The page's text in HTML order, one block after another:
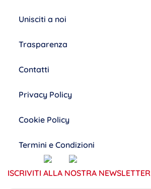
Unisciti a noi
Trasparenza
Contatti
Privacy Policy
Cookie Policy
Termini e Condizioni
ISCRIVITI ALLA NOSTRA NEWSLETTER